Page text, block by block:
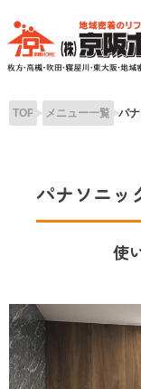
content
TOP メニュー一覧 パ
パナソニッ
使